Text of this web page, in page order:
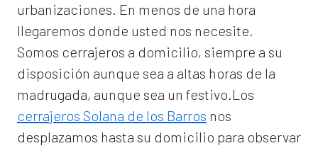
urbanizaciones. En menos de una hora
llegaremos donde usted nos necesite.
Somos cerrajeros a domicilio, siempre a su
disposición aunque sea a altas horas de la
madrugada, aunque sea un festivo.Los
cerrajeros Solana de los Barros nos
desplazamos hasta su domicilio para observar